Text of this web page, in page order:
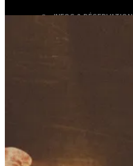
INFOS & RÉSERVATION